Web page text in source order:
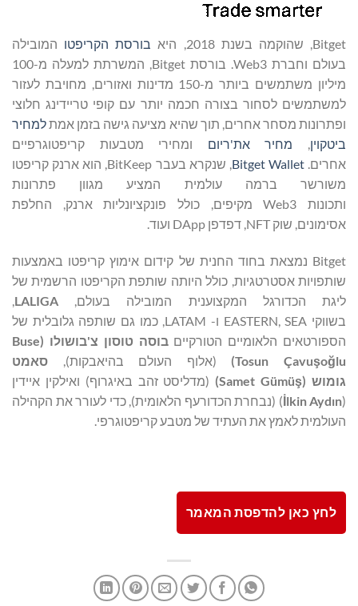
Bitget, שהוקמה בשנת 2018, היא בורסת הקריפטו המובילה
בעולם וחברת Web3. בורסת Bitget, המשרתת למעלה מ-100
מיליון משתמשים ביותר מ-150 מדינות ואזורים, מחויבת לעזור
למשתמשים לסחור בצורה חכמה יותר עם קופי טריידינג חלוצי
ופתרונות מסחר אחרים, תוך שהיא מציעה גישה בזמן אמתלמחיר
ביטקוין, מחיר את'ריום ומחירי מטבעות קריפטוגרפיים
אחרים.Bitget Wallet
, שנקרא בעבר BitKeep, הוא ארנק קריפטו
משורשר ברמה עולמית המציע מגוון פתרונות
ותכונות Web3 מקיפים, כולל פונקציונליות ארנק, החלפת
אסימונים, שוק NFT, דפדפן DApp ועוד.
Bitget נמצאת בחוד החנית של קידום אימוץ קריפטו באמצעות
שותפויות אסטרטגיות, כולל היותה שותפת הקריפטו הרשמית של
ליגת הכדורגל המקצוענית המובילה בעולם, LALIGA
,
בשווקי EASTERN, SEA ו- LATAM, כמו גם שותפה גלובלית של
הספורטאים הלאומיים הטורקייםבוסה טוסון צ'בושולו (Buse
Tosun Çavuşoğlu
) (אלוף העולם בהיאבקות), סאמט
גומוש ( Samet Gümüş
) (מדליסט זהב באיגרוף) ואילקין איידין
(
İlkin Aydın ) (נבחרת הכדורעף הלאומית), כדי לעורר את הקהילה
העולמית לאמץ את העתיד של מטבע קריפטוגרפי.
לחץ כאן להדפסת המאמר